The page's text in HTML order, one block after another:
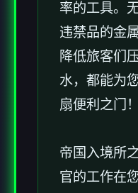
率的工具。
违禁品的金
降低旅客们
水，都能为
扇便利之门！
帝国入境所
官的工作在